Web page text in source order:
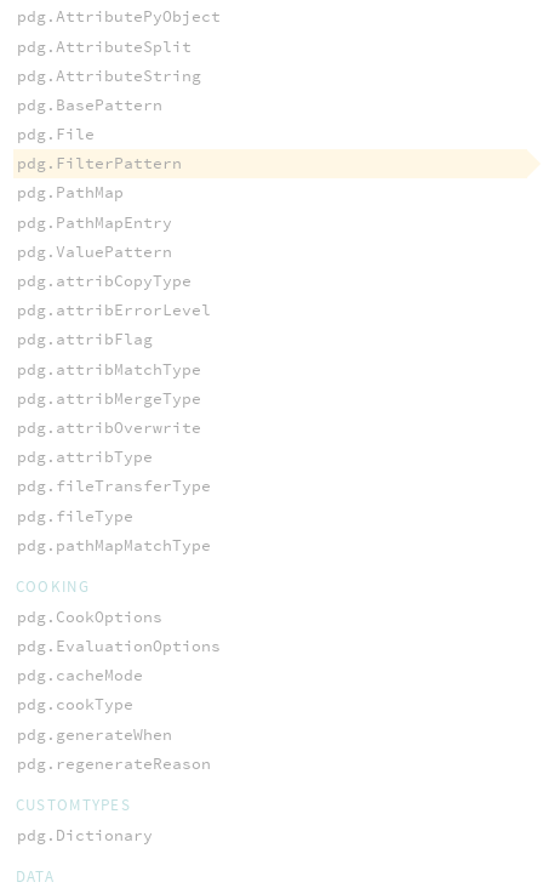
pdg.AttributePyObject
pdg.AttributeSplit
pdg.AttributeString
pdg.BasePattern
pdg.File
pdg.FilterPattern
pdg.PathMap
pdg.PathMapEntry
pdg.ValuePattern
pdg.attribCopyType
pdg.attribErrorLevel
pdg.attribFlag
pdg.attribMatchType
pdg.attribMergeType
pdg.attribOverwrite
pdg.attribType
pdg.fileTransferType
pdg.fileType
pdg.pathMapMatchType
COOKING
pdg.CookOptions
pdg.EvaluationOptions
pdg.cacheMode
pdg.cookType
pdg.generateWhen
pdg.regenerateReason
CUSTOMTYPES
pdg.Dictionary
DATA